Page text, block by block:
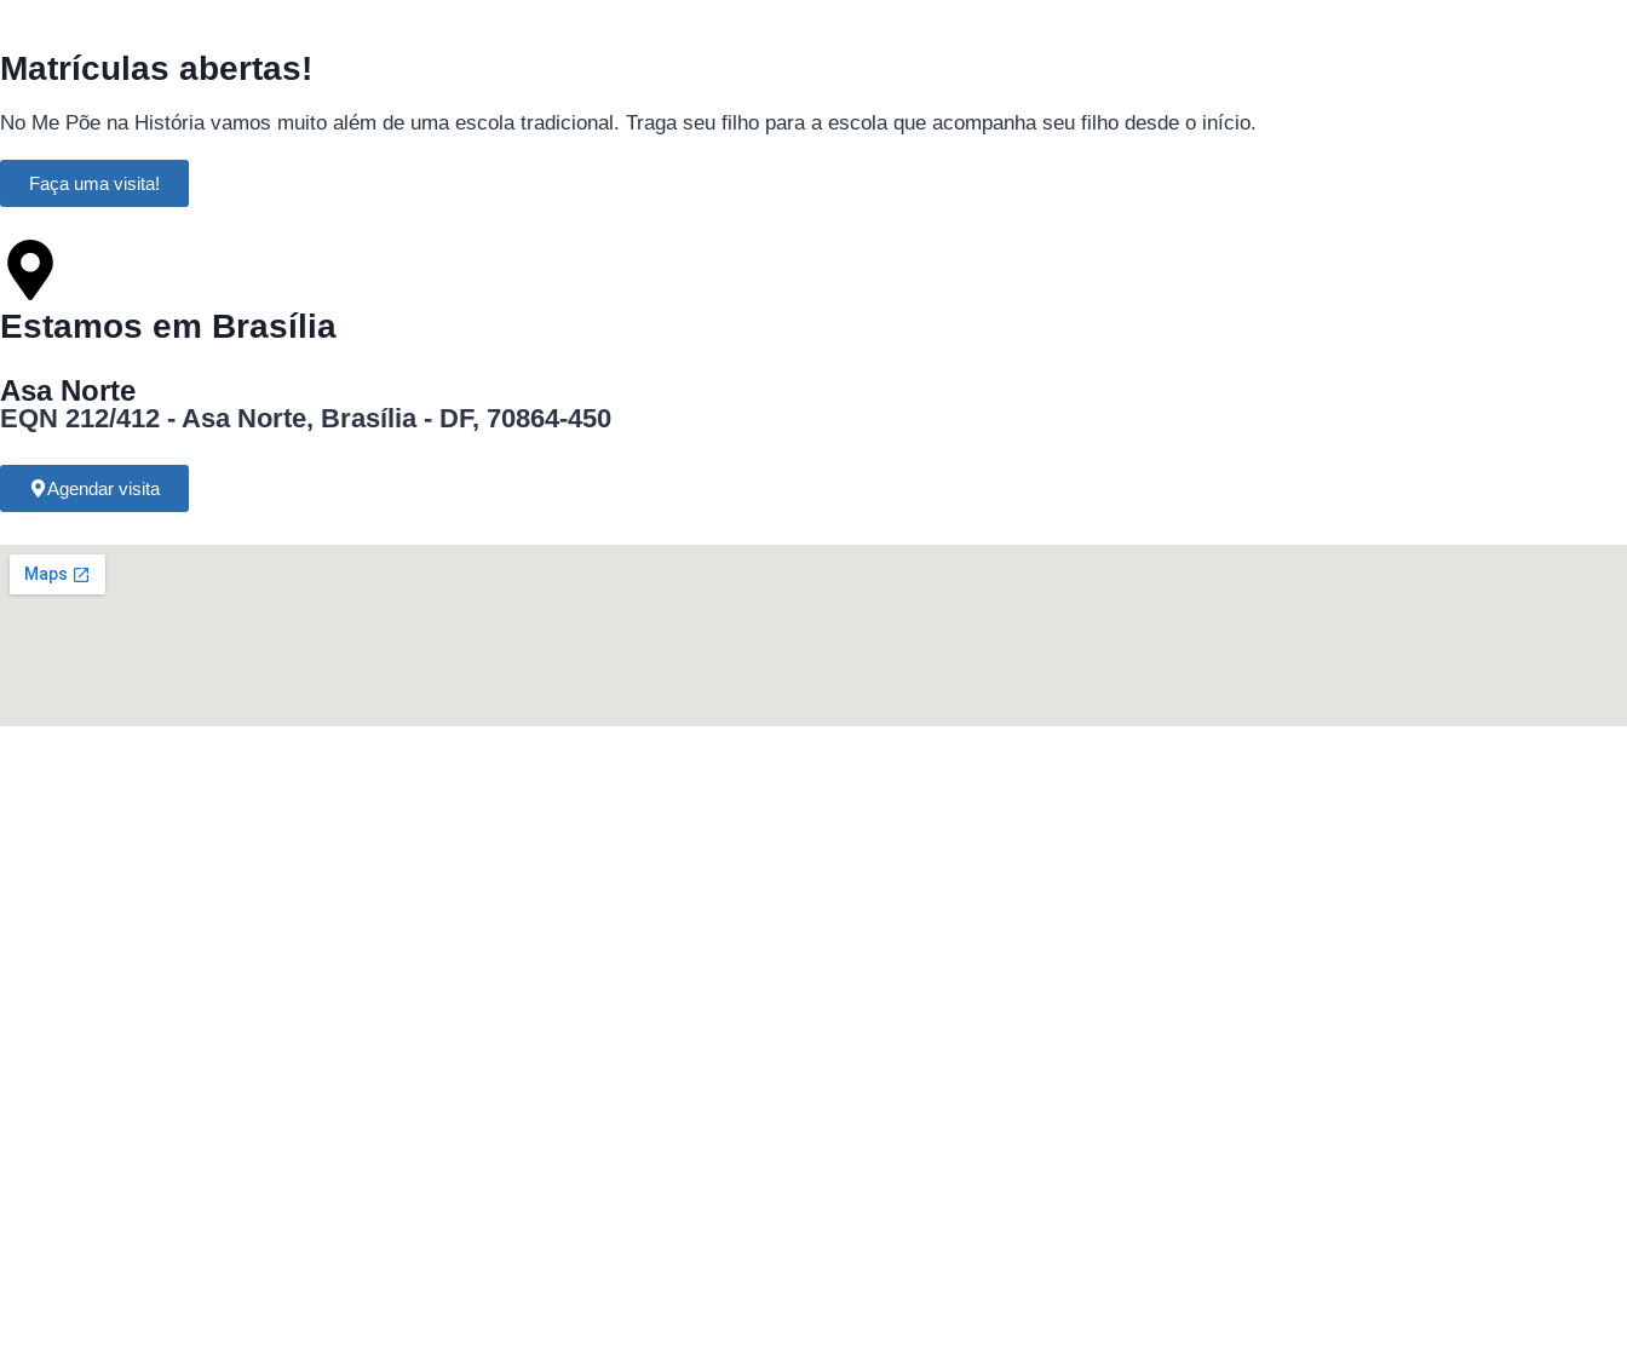
Matrículas abertas!
No Me Põe na História vamos muito além de uma escola tradicional. Traga seu filho para a escola que acompanha seu filho desde o início.
Faça uma visita!
Estamos em Brasília
Asa Norte
EQN 212/412 - Asa Norte, Brasília - DF, 70864-450
Agendar visita